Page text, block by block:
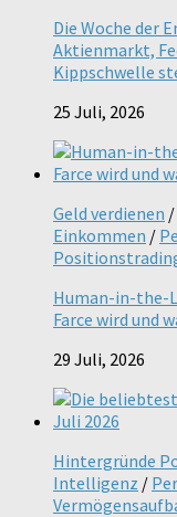
Die Woche der
Aktienmarkt,
Kippschwelle
25 Juli, 2026
Geld verdienen /
Einkommen /
Human-in-the-
Farce wird und
29 Juli, 2026
Hintergründe
Intelligenz /